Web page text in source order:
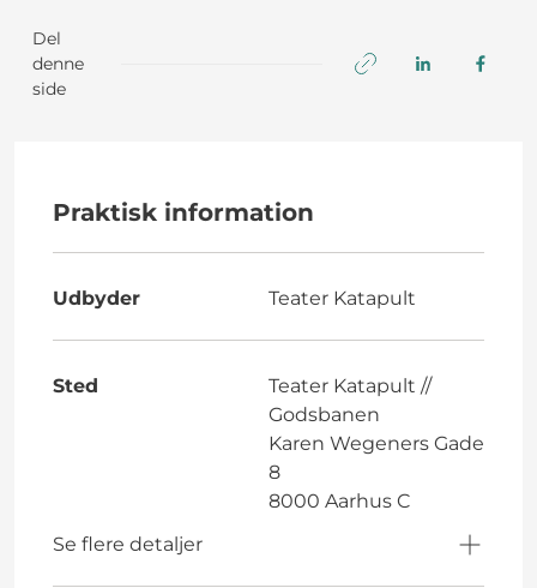
Del
denne
side
Praktisk information
Udbyder Teater Katapult
Sted
Teater Katapult //
Godsbanen
Karen Wegeners Gade
8
8000 Aarhus C
Se flere detaljer